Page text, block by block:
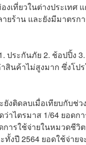
เที่ยวในต่างประเทศ
ยร้าน และยังมีมาตรก
ประกันภัย 2. ช้อปปิ้ง
นค้าไม่สูงมาก ซึ่งโป
งติดลบเมื่อเทียบกับช่
าไตรมาส 1/64 ยอดก
ารใช้จ่ายในหมวดชี
งปี 2564 ยอดใช้จ่าย